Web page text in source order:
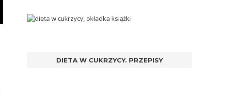
DIETA W CUKRZYCY. PRZEPISY